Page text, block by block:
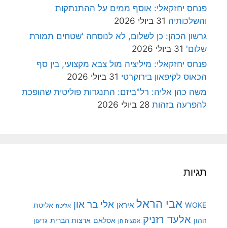
פנחס יחזקאלי: אוסף ממים על ההתנתקות
והשלכותיה 31 ביולי 2026
גרשון הכהן: כן לשלום, לא לנוסחה 'שטחים תמורת
שלום' 31 ביולי 2026
פנחס יחזקאלי: מיליציה מול צבא מקצועי, בין סף
הכאוס לקיפאון בירוקרטי 31 ביולי 2026
משה כהן אליה: רל"ביזם: התנגדות פוליטית שהופכת
להפרעה בזהות 28 ביולי 2026
תגיות
WOKE אבי הראל איראן אלי בר און אליטה אליטת
ההון אלעד רזניק אמציה חן אסלאם ארצות הברית גדעון